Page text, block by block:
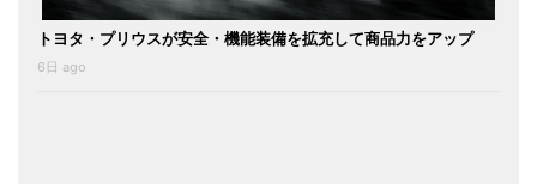
トヨタ・プリウスが安全・機能装備を拡充して商品力をアップ
6日 ago